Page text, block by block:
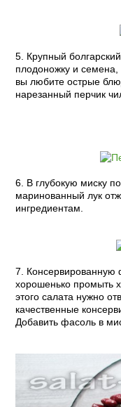
5. Крупный
плодоножку и
вы любите острые
нарезанный перчик
6. В глубокую миску
маринованный лук
ингредиентам.
7. Консервированную
хорошенько промыть
этого салата нужно
качественные
Добавить фасоль в